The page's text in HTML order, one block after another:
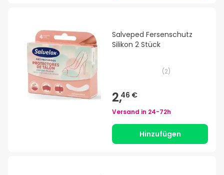
Salveped Fersenschutz
Silikon 2 Stück
(2)
2,46 €
Versand in 24-72h
Hinzufügen